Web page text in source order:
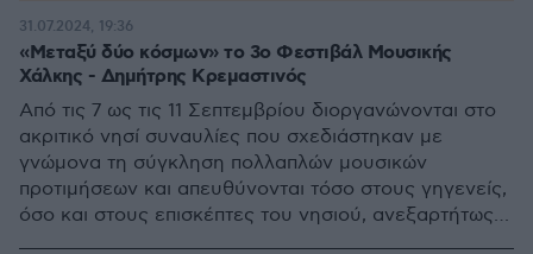
«Μεταξύ δύο κόσμων» το 3ο Φεστιβάλ Μουσικής
Χάλκης - Δημήτρης Κρεμαστινός
Από τις 7 ως τις 11 Σεπτεμβρίου διοργανώνονται στο
ακριτικό νησί συναυλίες που σχεδιάστηκαν με
γνώμονα τη σύγκληση πολλαπλών μουσικών
προτιμήσεων και απευθύνονται τόσο στους γηγενείς,
όσο και στους επισκέπτες του νησιού, ανεξαρτήτως
31.07.2024, 19:36